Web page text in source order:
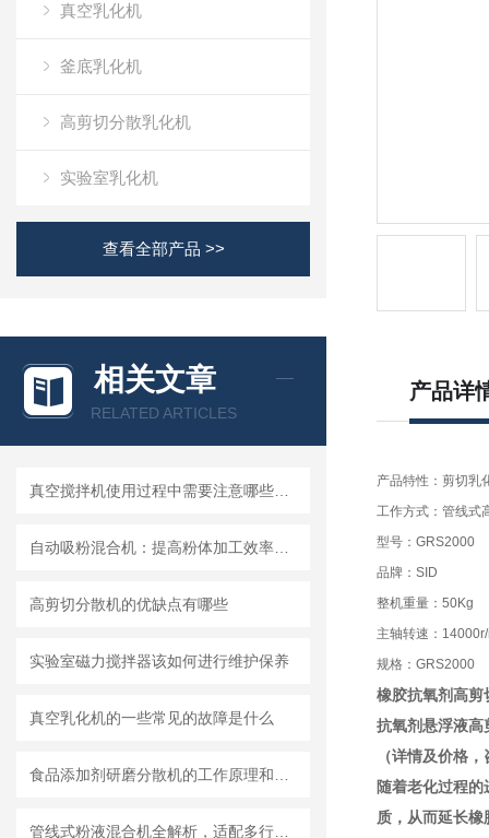
真空乳化机
釜底乳化机
高剪切分散乳化机
实验室乳化机
查看全部产品 >>
相关文章
RELATED ARTICLES
高剪切分散机的优缺点有哪些
实验室磁力搅拌器该如何进行维护保养
真空乳化机的一些常见的故障是什么
产品详
产品特性：剪切乳
工作方式：管线式
型号：GRS2000
品牌：SID
整机重量：50Kg
主轴转速：
规格：GRS2000
橡胶抗氧剂高剪
抗氧剂悬浮液高
（详情及价格
随着老化过程
质，从而延长